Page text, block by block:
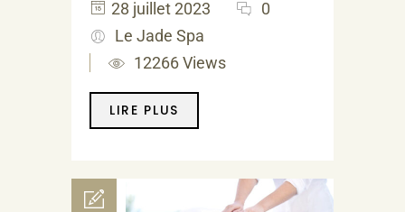
28 juillet 2023
0
Le Jade Spa
12266 Views
LIRE PLUS